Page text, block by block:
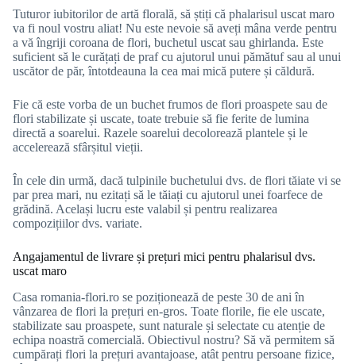
Tuturor iubitorilor de artă florală, să știți că phalarisul uscat maro
va fi noul vostru aliat! Nu este nevoie să aveți mâna verde pentru
a vă îngriji coroana de flori, buchetul uscat sau ghirlanda. Este
suficient să le curățați de praf cu ajutorul unui pămătuf sau al unui
uscător de păr, întotdeauna la cea mai mică putere și căldură.
Fie că este vorba de un buchet frumos de flori proaspete sau de
flori stabilizate și uscate, toate trebuie să fie ferite de lumina
directă a soarelui. Razele soarelui decolorează plantele și le
accelerează sfârșitul vieții.
În cele din urmă, dacă tulpinile buchetului dvs. de flori tăiate vi se
par prea mari, nu ezitați să le tăiați cu ajutorul unei foarfece de
grădină. Același lucru este valabil și pentru realizarea
compozițiilor dvs. variate.
Angajamentul de livrare și prețuri mici pentru phalarisul dvs.
uscat maro
Casa romania-flori.ro se poziționează de peste 30 de ani în
vânzarea de flori la prețuri en-gros. Toate florile, fie ele uscate,
stabilizate sau proaspete, sunt naturale și selectate cu atenție de
echipa noastră comercială. Obiectivul nostru? Să vă permitem să
cumpărați flori la prețuri avantajoase, atât pentru persoane fizice,